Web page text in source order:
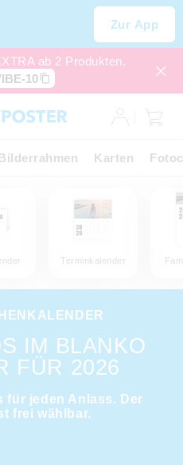
Zur App
ab 2 Produkten.
10
Karten
Terminkalender
IM BLANKO
FÜR 2026
für jeden Anlass. Der
frei wählbar.